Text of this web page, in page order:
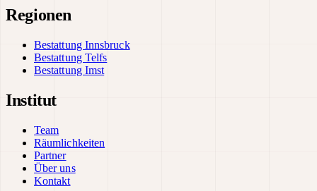
Regionen
Bestattung Innsbruck
Bestattung Telfs
Bestattung Imst
Institut
Team
Räumlichkeiten
Partner
Über uns
Kontakt